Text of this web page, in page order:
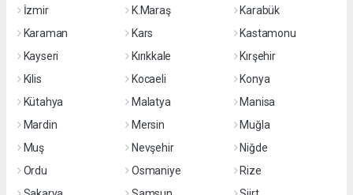
İzmir
K.Maraş
Karabük
Karaman
Kars
Kastamonu
Kayseri
Kırıkkale
Kırşehir
Kilis
Kocaeli
Konya
Kütahya
Malatya
Manisa
Mardin
Mersin
Muğla
Muş
Nevşehir
Niğde
Ordu
Osmaniye
Rize